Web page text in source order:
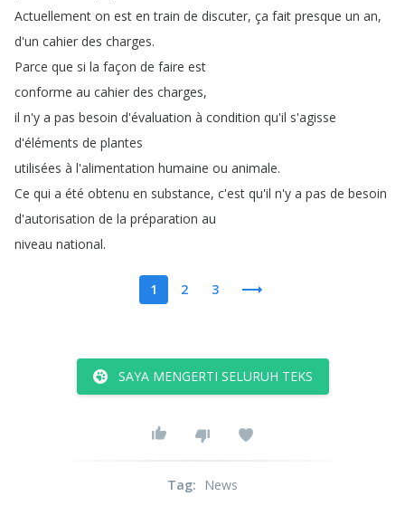
Actuellement on est en train de discuter, ça fait presque un an,
d'un cahier des charges.
Parce que si la façon de faire est
conforme au cahier des charges,
il n'y a pas besoin d'évaluation à condition qu'il s'agisse
d'éléments de plantes
utilisées à l'alimentation humaine ou animale.
Ce qui a été obtenu en substance, c'est qu'il n'y a pas de besoin
d'autorisation de la préparation au
niveau national.
1 2 3
SAYA MENGERTI SELURUH TEKS
Tag: News